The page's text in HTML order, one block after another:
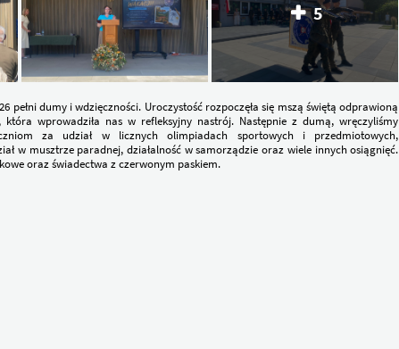
5
pełni dumy i wdzięczności. Uroczystość rozpoczęła się mszą świętą odprawioną
która wprowadziła nas w refleksyjny nastrój. Następnie z dumą, wręczyliśmy
za udział w licznych olimpiadach sportowych i przedmiotowych,
w musztrze paradnej, działalność w samorządzie oraz wiele innych osiągnięć.
oraz świadectwa z czerwonym paskiem.